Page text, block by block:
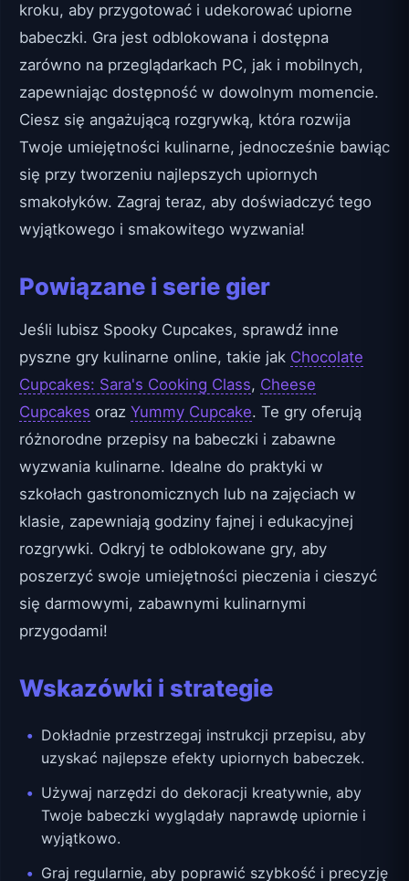
kroku, aby przygotować i udekorować upiorne
babeczki. Gra jest odblokowana i dostępna
zarówno na przeglądarkach PC, jak i mobilnych,
zapewniając dostępność w dowolnym momencie.
Ciesz się angażującą rozgrywką, która rozwija
Twoje umiejętności kulinarne, jednocześnie bawiąc
się przy tworzeniu najlepszych upiornych
smakołyków. Zagraj teraz, aby doświadczyć tego
wyjątkowego i smakowitego wyzwania!
Powiązane i serie gier
Jeśli lubisz Spooky Cupcakes, sprawdź inne
pyszne gry kulinarne online, takie jak Chocolate
Cupcakes: Sara's Cooking Class, Cheese
Cupcakes oraz Yummy Cupcake. Te gry oferują
różnorodne przepisy na babeczki i zabawne
wyzwania kulinarne. Idealne do praktyki w
szkołach gastronomicznych lub na zajęciach w
klasie, zapewniają godziny fajnej i edukacyjnej
rozgrywki. Odkryj te odblokowane gry, aby
poszerzyć swoje umiejętności pieczenia i cieszyć
się darmowymi, zabawnymi kulinarnymi
przygodami!
Wskazówki i strategie
Dokładnie przestrzegaj instrukcji przepisu, aby
uzyskać najlepsze efekty upiornych babeczek.
Używaj narzędzi do dekoracji kreatywnie, aby
Twoje babeczki wyglądały naprawdę upiornie i
wyjątkowo.
Graj regularnie, aby poprawić szybkość i precyzję